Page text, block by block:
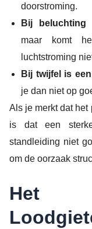
doorstroming.
Bij beluchting
maar komt
luchtstroming
Bij twijfel is
je dan niet op
Als je merkt dat het
is dat een
standleiding niet
om de oorzaak
Het